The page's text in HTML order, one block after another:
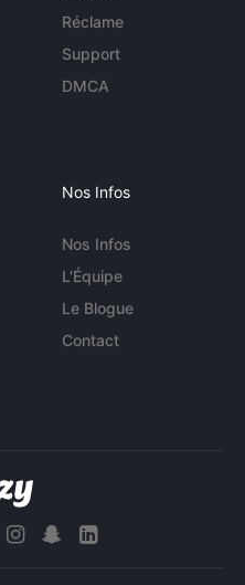
Réclame
Support
DMCA
Nos Infos
Nos Infos
L'Équipe
Le Blogue
Contact